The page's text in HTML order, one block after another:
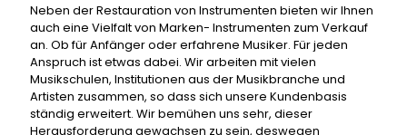
Neben der Restauration von Instrumenten bieten wir Ihnen
auch eine Vielfalt von Marken- Instrumenten zum Verkauf
an. Ob für Anfänger oder erfahrene Musiker. Für jeden
Anspruch ist etwas dabei. Wir arbeiten mit vielen
Musikschulen, Institutionen aus der Musikbranche und
Artisten zusammen, so dass sich unsere Kundenbasis
ständig erweitert. Wir bemühen uns sehr, dieser
Herausforderung gewachsen zu sein, deswegen